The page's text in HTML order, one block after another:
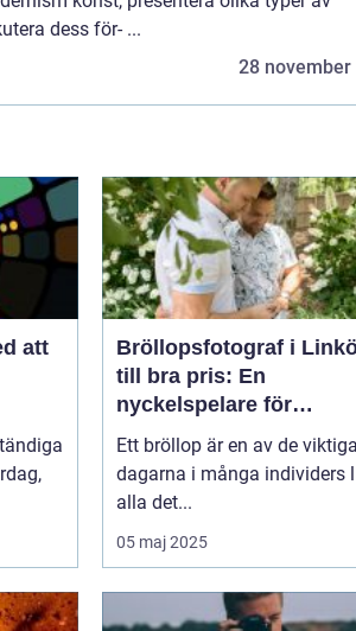
dess för- ...
28 november
att
Bröllopsfotograf i
till bra pris: En
nyckelspelare för
oförglömliga minnen
Ett bröllop är en av de
dagarna i många individers
alla det...
05 maj 2025